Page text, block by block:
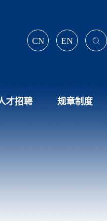
CN EN
才招聘 规章制度